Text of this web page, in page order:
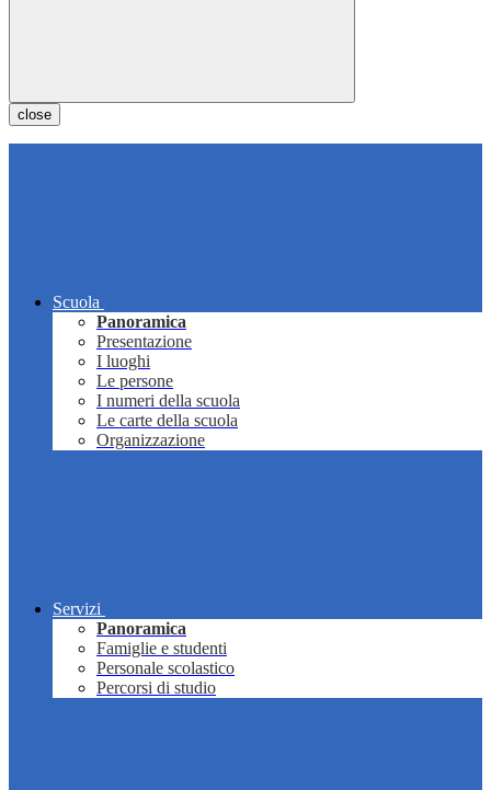
close
Scuola
Panoramica
Presentazione
I luoghi
Le persone
I numeri della scuola
Le carte della scuola
Organizzazione
Servizi
Panoramica
Famiglie e studenti
Personale scolastico
Percorsi di studio